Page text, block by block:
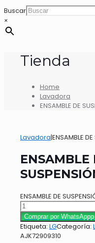
Buscar
×
Tienda
Home
Lavadora
ENSAMBLE DE
Lavadora|ENSAMBLE
ENSAMBLE
ENSAMBLE DE
Comprar por WhatsAppp
Etiqueta: LGCategoría:
AJK72909310